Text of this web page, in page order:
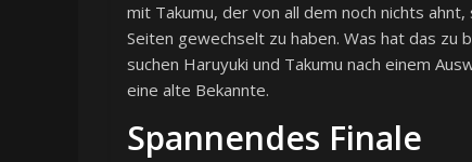
mit Takumu, der von all dem noch nichts
Seiten gewechselt zu haben. Was hat das zu
suchen Haruyuki und Takumu nach einem
eine alte Bekannte.
Spannendes Finale